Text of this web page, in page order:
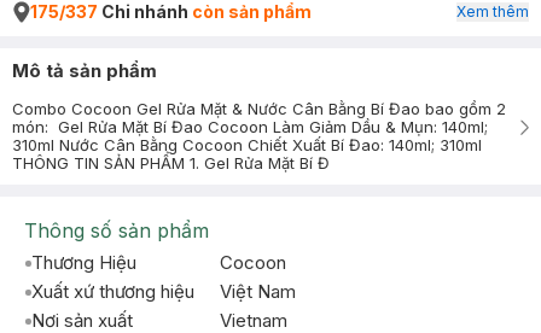
175/337 Chi nhánh còn sản phẩm Xem thêm
Mô tả sản phẩm
Combo Cocoon Gel Rửa Mặt & Nước Cân Bằng Bí Đao bao gồm 2
món: Gel Rửa Mặt Bí Đao Cocoon Làm Giảm Dầu & Mụn: 140ml;
310ml Nước Cân Bằng Cocoon Chiết Xuất Bí Đao: 140ml; 310ml
THÔNG TIN SẢN PHẨM 1. Gel Rửa Mặt Bí Đ
Thông số sản phẩm
Thương Hiệu
Cocoon
Xuất xứ thương hiệu
Việt Nam
Nơi sản xuất
Vietnam